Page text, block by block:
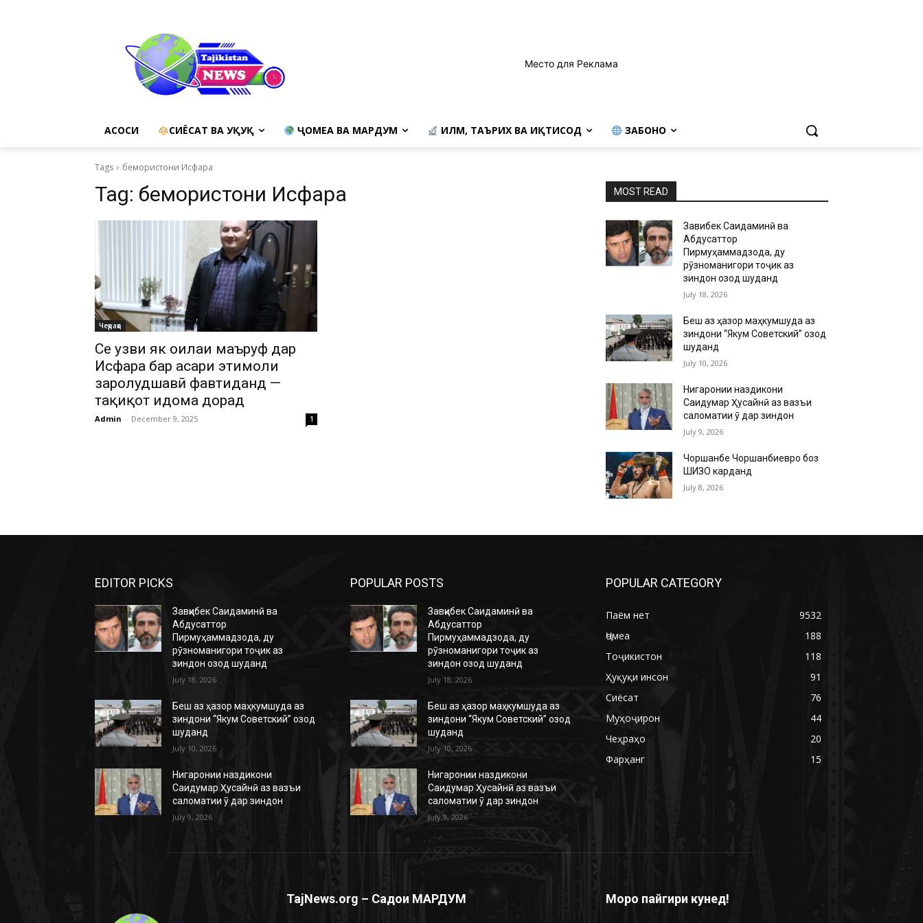
Место для Реклама
АСОСИ СИЁСАТ ВА ҲУҚУҚ ҶОМЕА ВА МАРДУМ ИЛМ, ТАЪРИХ ВА ИҚТИСОД ЗАБОНҲО
Tags бемористони Исфара
Tag: бемористони Исфара
Чеҳраҳо
Се узви як оилаи маъруф дар
Исфара бар асари эҳтимоли
заҳролудшавӣ фавтиданд —
таҳқиқот идома дорад
Admin - December 9, 2025 1
MOST READ
Завқибек Саидаминӣ ва
Абдусаттор
Пирмуҳаммадзода, ду
рӯзноманигори тоҷик аз
зиндон озод шуданд
July 18, 2026
Беш аз ҳазор маҳкумшуда аз
зиндони “Якум Советский” озод
шуданд
July 10, 2026
Нигаронии наздикони
Саидумар Ҳусайнӣ аз вазъи
саломатии ӯ дар зиндон
July 9, 2026
Чоршанбе Чоршанбиевро боз
ШИЗО карданд
July 8, 2026
EDITOR PICKS
Завқибек Саидаминӣ ва
Абдусаттор
Пирмуҳаммадзода, ду
рӯзноманигори тоҷик аз
зиндон озод шуданд
July 18, 2026
Беш аз ҳазор маҳкумшуда аз
зиндони “Якум Советский” озод
шуданд
July 10, 2026
Нигаронии наздикони
Саидумар Ҳусайнӣ аз вазъи
саломатии ӯ дар зиндон
July 9, 2026
POPULAR POSTS
Завқибек Саидаминӣ ва
Абдусаттор
Пирмуҳаммадзода, ду
рӯзноманигори тоҷик аз
зиндон озод шуданд
July 18, 2026
Беш аз ҳазор маҳкумшуда аз
зиндони “Якум Советский” озод
шуданд
July 10, 2026
Нигаронии наздикони
Саидумар Ҳусайнӣ аз вазъи
саломатии ӯ дар зиндон
July 9, 2026
POPULAR CATEGORY
Паём нет
9532
Ҷомеа
188
Тоҷикистон
118
Ҳуқуқи инсон
91
Сиёсат
76
Муҳоҷирон
44
Чеҳраҳо
20
Фарҳанг
15
TajNews.org – Садои МАРДУМ Моро пайгири кунед!